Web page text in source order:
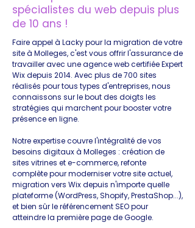
spécialistes du web depuis plus
de 10 ans !
Faire appel à Lacky pour la migration de votre
site à Molleges, c'est vous offrir l'assurance de
travailler avec une agence web certifiée Expert
Wix depuis 2014. Avec plus de 700 sites
réalisés pour tous types d'entreprises, nous
connaissons sur le bout des doigts les
stratégies qui marchent pour booster votre
présence en ligne.
Notre expertise couvre l'intégralité de vos
besoins digitaux à Molleges : création de
sites vitrines et e-commerce, refonte
complète pour moderniser votre site actuel,
migration vers Wix depuis n'importe quelle
plateforme (WordPress, Shopify, PrestaShop...),
et bien sûr le référencement SEO pour
atteindre la première page de Google.